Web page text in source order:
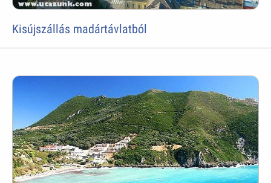
Kisújszállás madártávlatból